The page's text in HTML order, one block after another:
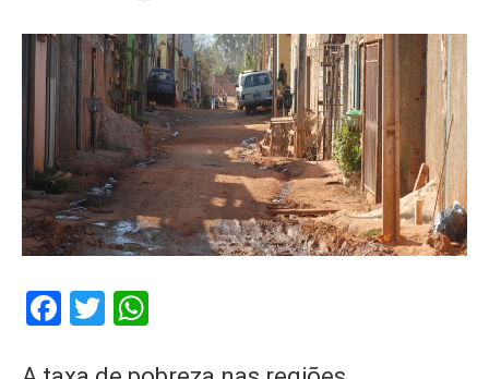
Facebook
Twitter